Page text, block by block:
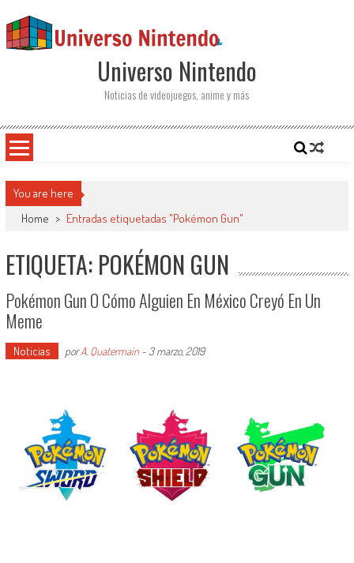
Universo Nintendo
Noticias de videojuegos, anime y más
You are here
Home > Entradas etiquetadas "Pokémon Gun"
ETIQUETA: POKÉMON GUN
Pokémon Gun O Cómo Alguien En México Creyó En Un
Meme
Noticias porA. Quatermain- 3 marzo, 2019